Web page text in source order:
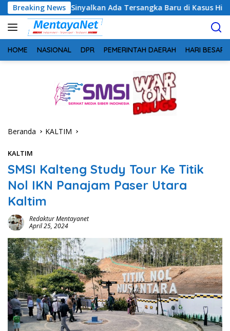
Langsung
ke
konten
Breaking News
Sinyalkan Ada Tersangka Baru di Kasus Hibah Rp40 Miliar
HOME NASIONAL DPR PEMERINTAH DAERAH HARI BESAR
Beranda KALTIM
KALTIM
SMSI Kalteng Study Tour Ke Titik
Nol IKN Panajam Paser Utara
Kaltim
Redaktur Mentayanet
April 25, 2024